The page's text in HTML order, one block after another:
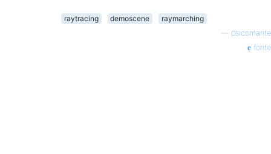
raytracing demoscene
raymarching
psicomante
fonte